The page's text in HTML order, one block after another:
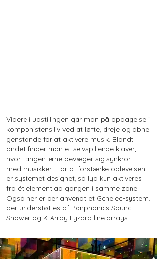
Videre i udstillingen går man på opdagelse i
komponistens liv ved at løfte, dreje og åbne
genstande for at aktivere musik. Blandt
andet finder man et selvspillende klaver,
hvor tangenterne bevæger sig synkront
med musikken. For at forstærke oplevelsen
er systemet designet, så lyd kun aktiveres
fra ét element ad gangen i samme zone.
Også her er der anvendt et Genelec-system,
der understøttes af Panphonics Sound
Shower og K-Array Lyzard line arrays.